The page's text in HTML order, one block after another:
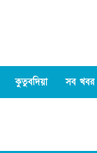
কুতুবদিয়া সব খবর